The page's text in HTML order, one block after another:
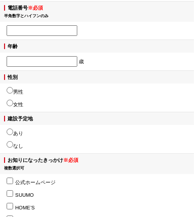
電話番号※必須
半角数字とハイフンのみ
年齢
歳
性別
男性
女性
建設予定地
あり
なし
お知りになったきっかけ※必須
複数選択可
公式ホームページ
SUUMO
HOME’S